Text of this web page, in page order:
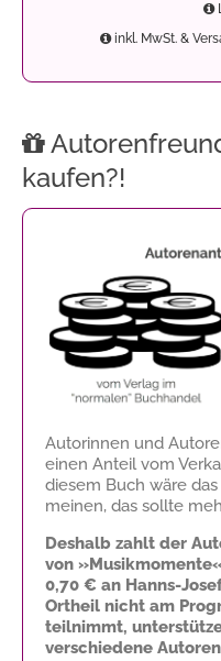
inkl. MwSt. &
kaufen?!
Autorinnen und
einen Anteil vom
diesem Buch wäre
meinen, das sollte
Deshalb zahlt der
von
0,70 € an Hanns-
Ortheil nicht am
teilnimmt,
verschiedene